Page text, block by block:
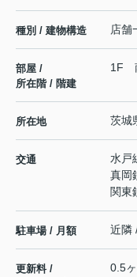
種別 / 建物構造 店舗
部屋 /
所在階 / 階建
1F
所在地 茨城
交通 水戸
真岡
関東
駐車場 / 月額 近隣
更新料 /
0.5